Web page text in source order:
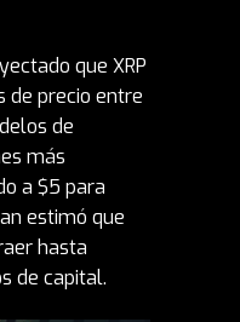
que XRP
de precio entre
de
más
a $5 para
estimó que
hasta
de capital.